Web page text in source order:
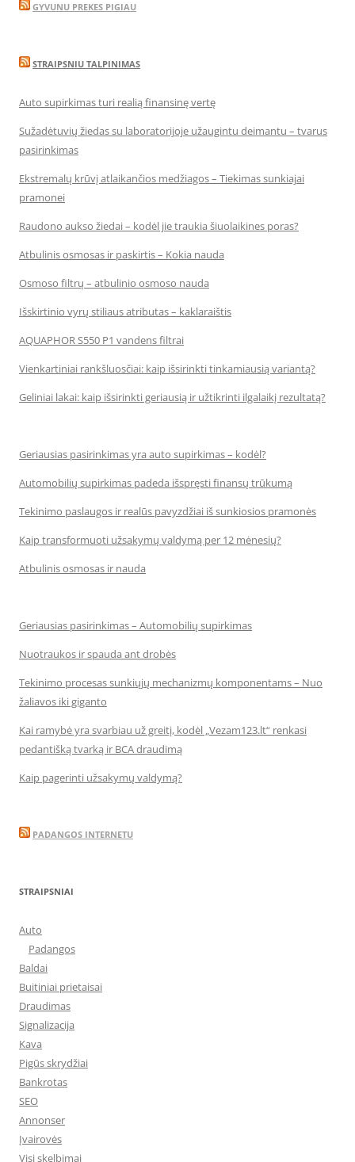
GYVUNU PREKES PIGIAU
STRAIPSNIU TALPINIMAS
Auto supirkimas turi realią finansinę vertę
Sužadėtuvių žiedas su laboratorijoje užaugintu deimantu – tvarus
pasirinkimas
Ekstremalų krūvį atlaikančios medžiagos – Tiekimas sunkiajai
pramonei
Raudono aukso žiedai – kodėl jie traukia šiuolaikines poras?
Atbulinis osmosas ir paskirtis – Kokia nauda
Osmoso filtrų – atbulinio osmoso nauda
Išskirtinio vyrų stiliaus atributas – kaklaraištis
AQUAPHOR S550 P1 vandens filtrai
Vienkartiniai rankšluosčiai: kaip išsirinkti tinkamiausią variantą?
Geliniai lakai: kaip išsirinkti geriausią ir užtikrinti ilgalaikį rezultatą?
Geriausias pasirinkimas yra auto supirkimas – kodėl?
Automobilių supirkimas padeda išspręsti finansų trūkumą
Tekinimo paslaugos ir realūs pavyzdžiai iš sunkiosios pramonės
Kaip transformuoti užsakymų valdymą per 12 mėnesių?
Atbulinis osmosas ir nauda
Geriausias pasirinkimas – Automobilių supirkimas
Nuotraukos ir spauda ant drobės
Tekinimo procesas sunkiųjų mechanizmų komponentams – Nuo
žaliavos iki giganto
Kai ramybė yra svarbiau už greitį, kodėl „Vezam123.lt“ renkasi
pedantišką tvarką ir BCA draudimą
Kaip pagerinti užsakymų valdymą?
PADANGOS INTERNETU
STRAIPSNIAI
Auto
Padangos
Baldai
Buitiniai prietaisai
Draudimas
Signalizacija
Kava
Pigūs skrydžiai
Bankrotas
SEO
Annonser
Įvairovės
Visi skelbimai